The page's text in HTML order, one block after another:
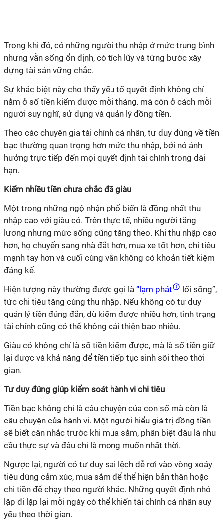
Trong khi đó, có những người thu nhập ở mức trung bình
nhưng vẫn sống ổn định, có tích lũy và từng bước xây
dựng tài sản vững chắc.
Sự khác biệt này cho thấy yếu tố quyết định không chỉ
nằm ở số tiền kiếm được mỗi tháng, mà còn ở cách mỗi
người suy nghĩ, sử dụng và quản lý đồng tiền.
Theo các chuyên gia tài chính cá nhân, tư duy đúng về tiền
bạc thường quan trọng hơn mức thu nhập, bởi nó ảnh
hưởng trực tiếp đến mọi quyết định tài chính trong dài
hạn.
Kiếm nhiều tiền chưa chắc đã giàu
Một trong những ngộ nhận phổ biến là đồng nhất thu
nhập cao với giàu có. Trên thực tế, nhiều người tăng
lương nhưng mức sống cũng tăng theo. Khi thu nhập cao
hơn, họ chuyển sang nhà đắt hơn, mua xe tốt hơn, chi tiêu
mạnh tay hơn và cuối cùng vẫn không có khoản tiết kiệm
đáng kể.
Hiện tượng này thường được gọi là “lạm phát
lối sống”,
tức chi tiêu tăng cùng thu nhập. Nếu không có tư duy
quản lý tiền đúng đắn, dù kiếm được nhiều hơn, tình trạng
tài chính cũng có thể không cải thiện bao nhiêu.
Giàu có không chỉ là số tiền kiếm được, mà là số tiền giữ
lại được và khả năng để tiền tiếp tục sinh sôi theo thời
gian.
Tư duy đúng giúp kiểm soát hành vi chi tiêu
Tiền bạc không chỉ là câu chuyện của con số mà còn là
câu chuyện của hành vi. Một người hiểu giá trị đồng tiền
sẽ biết cân nhắc trước khi mua sắm, phân biệt đâu là nhu
cầu thực sự và đâu chỉ là mong muốn nhất thời.
Ngược lại, người có tư duy sai lệch dễ rơi vào vòng xoáy
tiêu dùng cảm xúc, mua sắm để thể hiện bản thân hoặc
chi tiền để chạy theo người khác. Những quyết định nhỏ
lặp đi lặp lại mỗi ngày có thể khiến tài chính cá nhân suy
yếu theo thời gian.